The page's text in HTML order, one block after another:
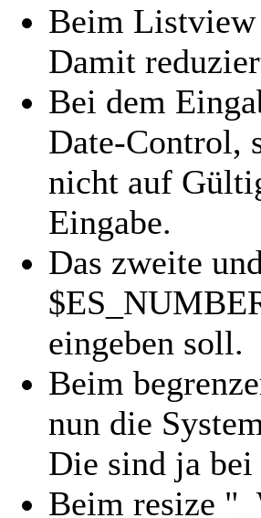
Beim
Damit
Bei dem
Date-Control,
nicht auf
Eingabe.
Das zweite
eingeben soll.
Beim
nun die
Die sind ja
Beim resize